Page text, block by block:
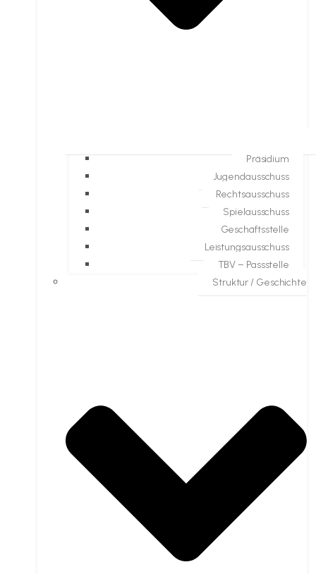
Präsidium
Jugendausschuss
Rechtsausschuss
Spielausschuss
Geschäftsstelle
Leistungsausschuss
TBV – Passstelle
Struktur / Geschichte